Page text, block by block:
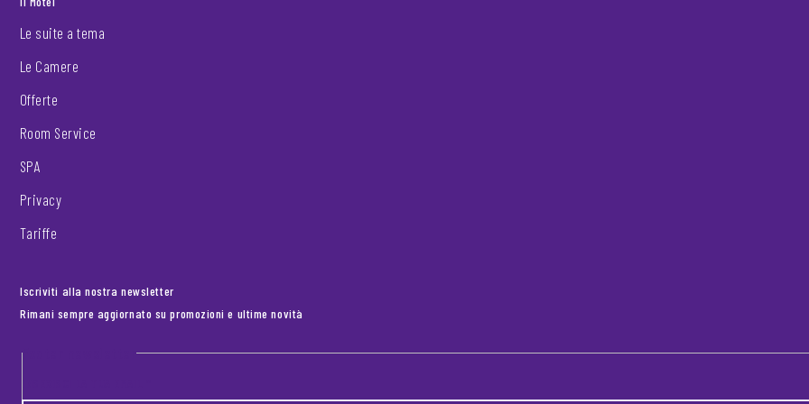
Le suite a tema
Le Camere
Offerte
Room Service
SPA
Privacy
Tariffe
Iscriviti alla nostra newsletter
Rimani sempre aggiornato su promozioni e ultime novità
Footer newsletter